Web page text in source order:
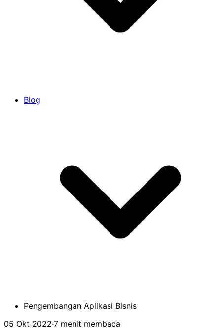
Blog
Pengembangan Aplikasi Bisnis
05 Okt 2022·7 menit membaca